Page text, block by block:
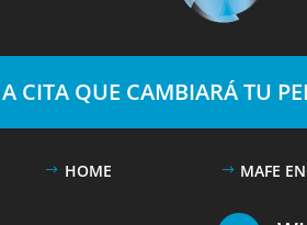
CITA QUE CAMBIARÁ TU
HOME MAFE